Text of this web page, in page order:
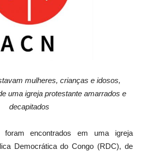
mulheres, crianças e idosos,
uma igreja protestante amarrados e
decapitados
encontrados em uma igreja
Democrática do Congo (RDC), de